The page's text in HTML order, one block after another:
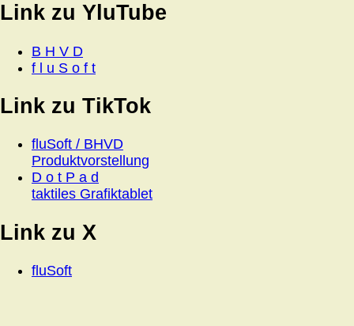
Link zu YluTube
B H V D
f l u S o f t
Link zu TikTok
fluSoft / BHVD
Produktvorstellung
D o t P a d
taktiles Grafiktablet
Link zu X
fluSoft